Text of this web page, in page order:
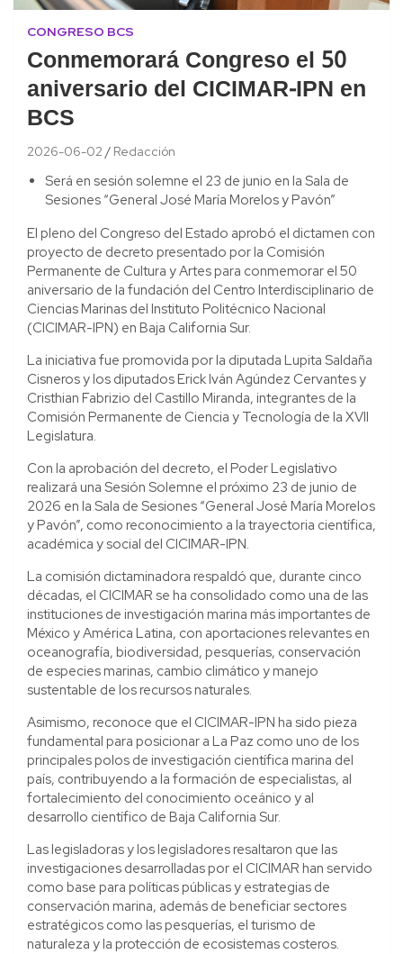
CONGRESO BCS
Conmemorará Congreso el 50
aniversario del CICIMAR-IPN en
BCS
2026-06-02 Redacción
Será en sesión solemne el 23 de junio en la Sala de
Sesiones “General José María Morelos y Pavón”
El pleno del Congreso del Estado aprobó el dictamen con
proyecto de decreto presentado por la Comisión
Permanente de Cultura y Artes para conmemorar el 50
aniversario de la fundación del Centro Interdisciplinario de
Ciencias Marinas del Instituto Politécnico Nacional
(CICIMAR-IPN) en Baja California Sur.
La iniciativa fue promovida por la diputada Lupita Saldaña
Cisneros y los diputados Erick Iván Agúndez Cervantes y
Cristhian Fabrizio del Castillo Miranda, integrantes de la
Comisión Permanente de Ciencia y Tecnología de la XVII
Legislatura.
Con la aprobación del decreto, el Poder Legislativo
realizará una Sesión Solemne el próximo 23 de junio de
2026 en la Sala de Sesiones “General José María Morelos
y Pavón”, como reconocimiento a la trayectoria científica,
académica y social del CICIMAR-IPN.
La comisión dictaminadora respaldó que, durante cinco
décadas, el CICIMAR se ha consolidado como una de las
instituciones de investigación marina más importantes de
México y América Latina, con aportaciones relevantes en
oceanografía, biodiversidad, pesquerías, conservación
de especies marinas, cambio climático y manejo
sustentable de los recursos naturales.
Asimismo, reconoce que el CICIMAR-IPN ha sido pieza
fundamental para posicionar a La Paz como uno de los
principales polos de investigación científica marina del
país, contribuyendo a la formación de especialistas, al
fortalecimiento del conocimiento oceánico y al
desarrollo científico de Baja California Sur.
Las legisladoras y los legisladores resaltaron que las
investigaciones desarrolladas por el CICIMAR han servido
como base para políticas públicas y estrategias de
conservación marina, además de beneficiar sectores
estratégicos como las pesquerías, el turismo de
naturaleza y la protección de ecosistemas costeros.